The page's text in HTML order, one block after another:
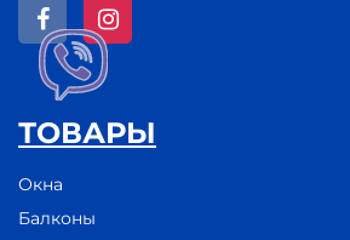
ТОВАРЫ
Окна
Балконы